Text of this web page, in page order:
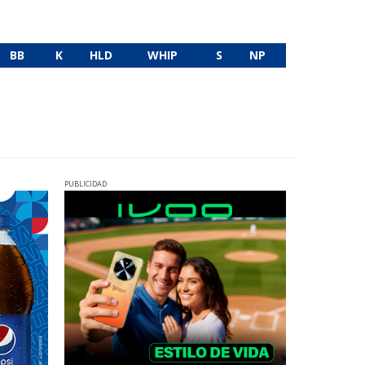
BB K HLD WHIP S NP
PUBLICIDAD